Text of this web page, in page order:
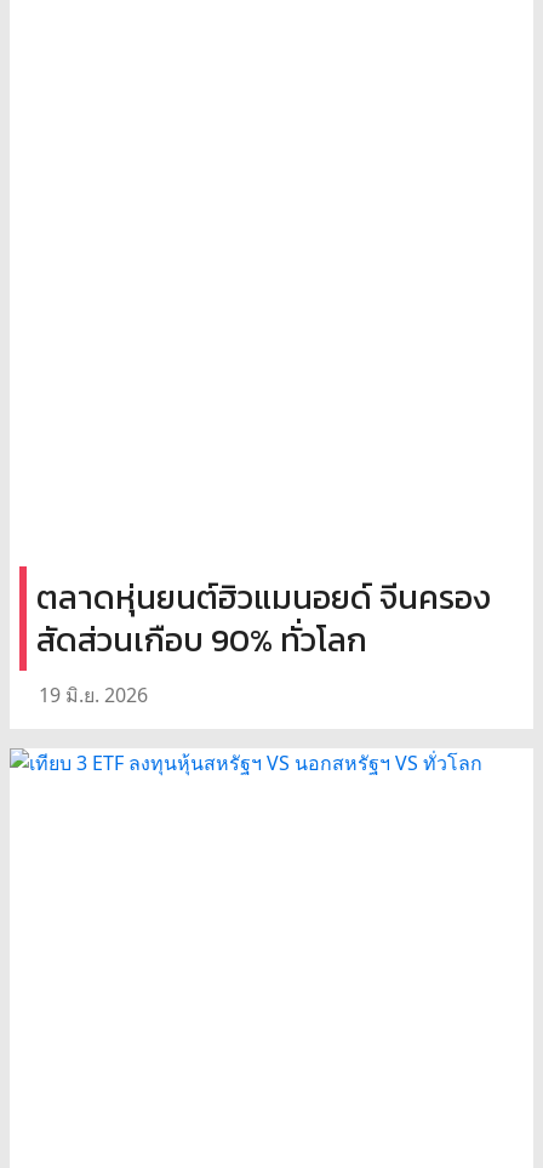
ตลาดหุ่นยนต์ฮิวแมนอยด์ จีนครอง
สัดส่วนเกือบ 90% ทั่วโลก
19 มิ.ย. 2026